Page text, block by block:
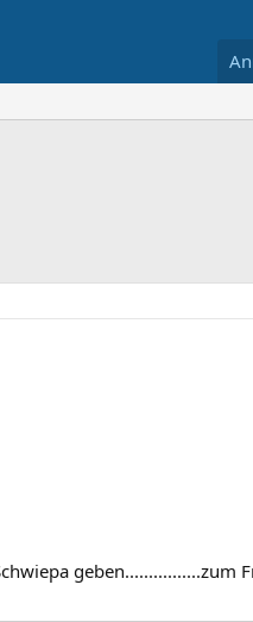
geben................zum